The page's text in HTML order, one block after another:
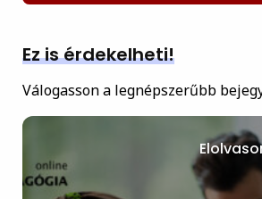
Ez is érdekelheti!
Válogasson a legnépszerűbb